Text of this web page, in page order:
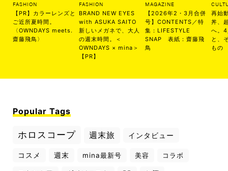
FASHION
【PR】カラーレンズと
ご近所夏時間。
〈OWNDAYS meets.
齋藤飛鳥〉
FASHION
BRAND NEW EYES
with ASUKA SAITO
新しいメガネで、大人
の週末時間。＜
OWNDAYS × mina＞
【PR】
MAGAZINE
【2026年2・3月合併
号】CONTENTS／特
集：LIFESTYLE
SNAP 表紙：齋藤飛
鳥
再始
丼、
へ。
と、
もの
Popular Tags
ホロスコープ 週末旅 インタビュー
コスメ 週末 mina最新号 美容 コラボ